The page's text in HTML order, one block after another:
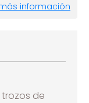
información
de